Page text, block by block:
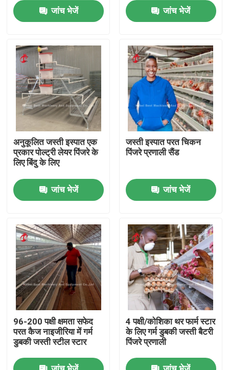
होम
उत्पाद
हमारे बारे में
फैक्टरी यात्रा
गुणवत्ता नियंत्रण
हमसे संपर्क करें
समाचार
एक बोली का अनुरोध
पोल्ट्री बैटरी केज सिस्टम
परत बैटरी पिंजरे प्रणाली
जांच भेजें
जांच भेजें
अनुकूलित जस्ती इस्पात एक
प्रकार पोल्ट्री लेयर पिंजरे के
लिए बिंदु के लिए
जांच भेजें
जस्ती इस्पात परत चिकन
पिंजरे प्रणाली सैंड
जांच भेजें
96-200 पक्षी क्षमता सफेद
परत कैज नाइजीरिया में गर्म
डुबकी जस्ती स्टील स्टार
4 पक्षी/कोशिका थर फार्म स्टार
के लिए गर्म डुबकी जस्ती बैटरी
पिंजरे प्रणाली